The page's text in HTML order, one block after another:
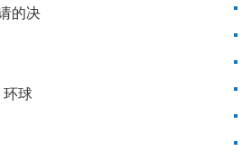
的决
环球